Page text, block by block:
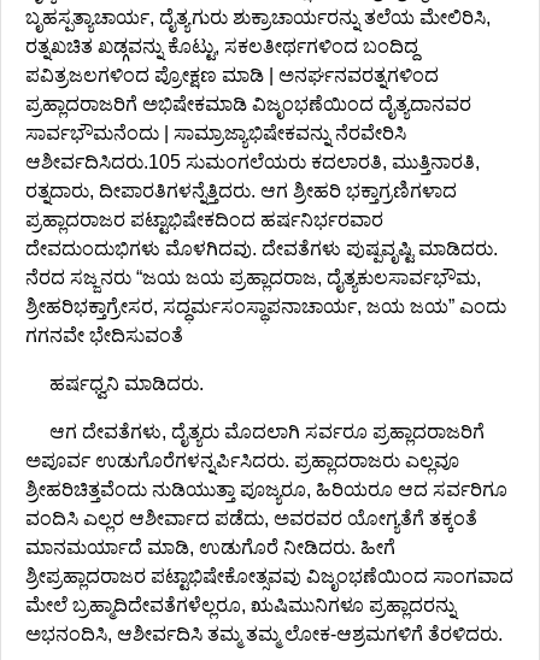
ಬೃಹಸ್ಪತ್ಯಾಚಾರ್ಯ, ದೈತ್ಯಗುರು ಶುಕ್ರಾಚಾರ್ಯರನ್ನು ತಲೆಯ ಮೇಲಿರಿಸಿ,
ರತ್ನಖಚಿತ ಖಡ್ಗವನ್ನು ಕೊಟ್ಟು, ಸಕಲತೀರ್ಥಗಳಿಂದ ಬಂದಿದ್ದ
ಪವಿತ್ರಜಲಗಳಿಂದ ಪ್ರೋಕ್ಷಣ ಮಾಡಿ | ಅನರ್ಘನವರತ್ನಗಳಿಂದ
ಪ್ರಹ್ಲಾದರಾಜರಿಗೆ ಅಭಿಷೇಕಮಾಡಿ ವಿಜೃಂಭಣೆಯಿಂದ ದೈತ್ಯದಾನವರ
ಸಾರ್ವಭೌಮನೆಂದು | ಸಾಮ್ರಾಜ್ಯಾಭಿಷೇಕವನ್ನು ನೆರವೇರಿಸಿ
ಆಶೀರ್ವದಿಸಿದರು.105 ಸುಮಂಗಲೆಯರು ಕದಲಾರತಿ, ಮುತ್ತಿನಾರತಿ,
ರತ್ನದಾರು, ದೀಪಾರತಿಗಳನ್ನೆತ್ತಿದರು. ಆಗ ಶ್ರೀಹರಿ ಭಕ್ತಾಗ್ರಣಿಗಳಾದ
ಪ್ರಹ್ಲಾದರಾಜರ ಪಟ್ಟಾಭಿಷೇಕದಿಂದ ಹರ್ಷನಿರ್ಭರವಾರ
ದೇವದುಂದುಭಿಗಳು ಮೊಳಗಿದವು. ದೇವತೆಗಳು ಪುಷ್ಪವೃಷ್ಟಿ ಮಾಡಿದರು.
ನೆರದ ಸಜ್ಜನರು “ಜಯ ಜಯ ಪ್ರಹ್ಲಾದರಾಜ, ದೈತ್ಯಕುಲಸಾರ್ವಭೌಮ,
ಶ್ರೀಹರಿಭಕ್ತಾಗ್ರೇಸರ, ಸದ್ಧರ್ಮಸಂಸ್ಥಾಪನಾಚಾರ್ಯ, ಜಯ ಜಯ” ಎಂದು
ಗಗನವೇ ಭೇದಿಸುವಂತೆ
ಹರ್ಷಧ್ವನಿ ಮಾಡಿದರು.
ಆಗ ದೇವತೆಗಳು, ದೈತ್ಯರು ಮೊದಲಾಗಿ ಸರ್ವರೂ ಪ್ರಹ್ಲಾದರಾಜರಿಗೆ
ಅಪೂರ್ವ ಉಡುಗೊರೆಗಳನ್ನರ್ಪಿಸಿದರು. ಪ್ರಹ್ಲಾದರಾಜರು ಎಲ್ಲವೂ
ಶ್ರೀಹರಿಚಿತ್ತವೆಂದು ನುಡಿಯುತ್ತಾ ಪೂಜ್ಯರೂ, ಹಿರಿಯರೂ ಆದ ಸರ್ವರಿಗೂ
ವಂದಿಸಿ ಎಲ್ಲರ ಆಶೀರ್ವಾದ ಪಡೆದು, ಅವರವರ ಯೋಗ್ಯತೆಗೆ ತಕ್ಕಂತೆ
ಮಾನಮರ್ಯಾದೆ ಮಾಡಿ, ಉಡುಗೊರೆ ನೀಡಿದರು. ಹೀಗೆ
ಶ್ರೀಪ್ರಹ್ಲಾದರಾಜರ ಪಟ್ಟಾಭಿಷೇಕೋತ್ಸವವು ವಿಜೃಂಭಣೆಯಿಂದ ಸಾಂಗವಾದ
ಮೇಲೆ ಬ್ರಹ್ಮಾದಿದೇವತೆಗಳೆಲ್ಲರೂ, ಋಷಿಮುನಿಗಳೂ ಪ್ರಹ್ಲಾದರನ್ನು
ಅಭನಂದಿಸಿ, ಆಶೀರ್ವದಿಸಿ ತಮ್ಮ ತಮ್ಮ ಲೋಕ-ಆಶ್ರಮಗಳಿಗೆ ತೆರಳಿದರು.